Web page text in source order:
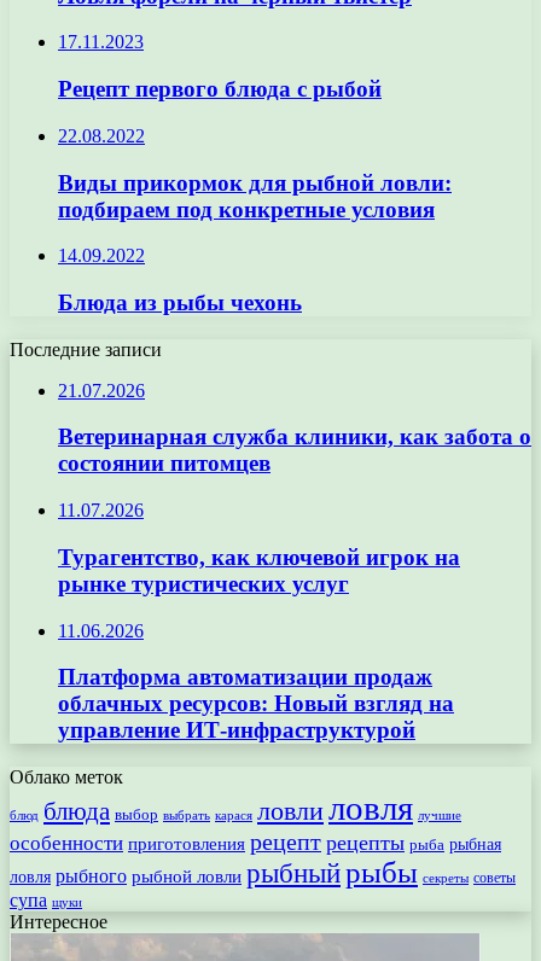
17.11.2023
Рецепт первого блюда с рыбой
22.08.2022
Виды прикормок для рыбной ловли:
подбираем под конкретные условия
14.09.2022
Блюда из рыбы чехонь
Последние записи
21.07.2026
Ветеринарная служба клиники, как забота о
состоянии питомцев
11.07.2026
Турагентство, как ключевой игрок на
рынке туристических услуг
11.06.2026
Платформа автоматизации продаж
облачных ресурсов: Новый взгляд на
управление ИТ-инфраструктурой
Облако меток
блюд блюда выбор выбрать карася ловлиловля лучшие
особенности приготовления рецепт рецепты рыба рыбная
ловля рыбного рыбной ловли рыбныйрыбы секреты советы
супа щуки
Интересное